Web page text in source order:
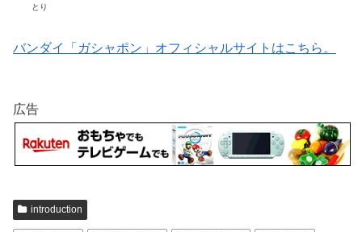
とり
バンダイ「ガシャポン」オフィシャルサイトはこちら。
広告
introduction